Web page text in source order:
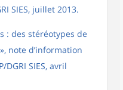
SIES, juillet 2013.
: des stéréotypes de
note d’information
DGRI SIES, avril